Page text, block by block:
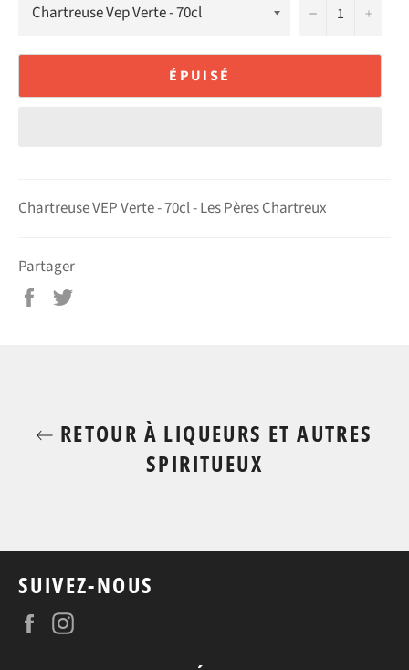
− +
ÉPUISÉ
Chartreuse VEP Verte - 70cl - Les Pères Chartreux
Partager
Partager
RETOUR À LIQUEURS ET AUTRES
SPIRITUEUX
SUIVEZ-NOUS
Facebook